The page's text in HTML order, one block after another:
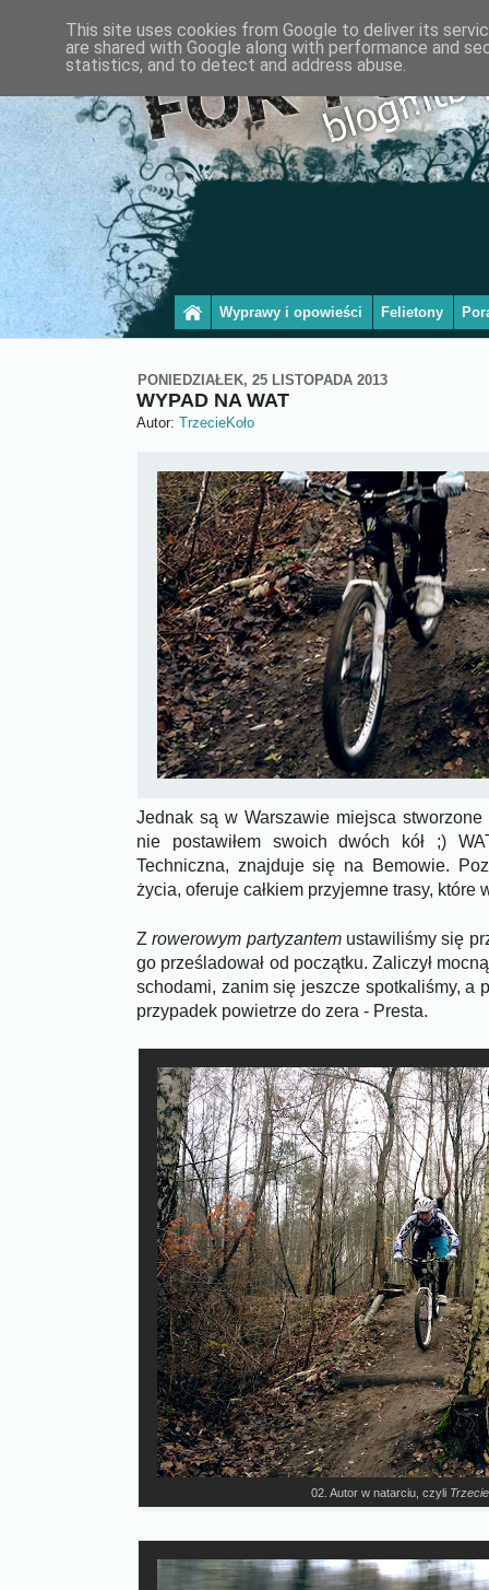
Wyprawy i opowieści Felietony
PONIEDZIAŁEK, 25 LISTOPADA 2013
WYPAD NA WAT
Autor: TrzecieKoło
Jednak są w Warszawie miejsca
nie postawiłem swoich dwóch kół ;)
Techniczna, znajduje się na Bemowie.
życia, oferuje całkiem przyjemne trasy, które
Zrowerowym partyzantemustawiliśmy się
go prześladował od początku. Zaliczył
schodami, zanim się jeszcze spotkaliśmy, a
przypadek powietrze do zera - Presta.
02. Autor w natarciu, czyli
This site uses cookies from Google to deliver its
are shared with Google along with performance and
statistics, and to detect and address abuse.